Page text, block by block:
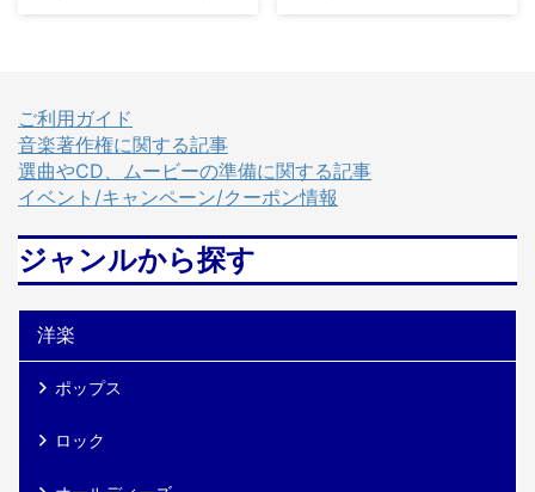
MICHAEL BUBLE（マイケル・
Yahoo!ショッピング HMV
TOWER RECORDS Book Off
メルカリ provided by
Wedding Sound アーティスト
BUBLE（マイケル・ブーブ
レ）は、1975年生まれ、カナ
ダ出身のシンガーソングライ
ターで世界中で高い人気を誇
るアーティストの ...
BOYS（バックストリート・ボ
To Our Life7Everyone8More
Than That9Time10Not For
True13What mak ...
ご利用ガイド
音楽著作権に関する記事
選曲やCD、ムービーの準備に関する記事
イベント/キャンペーン/クーポン情報
ジャンルから探す
洋楽
ポップス
ロック